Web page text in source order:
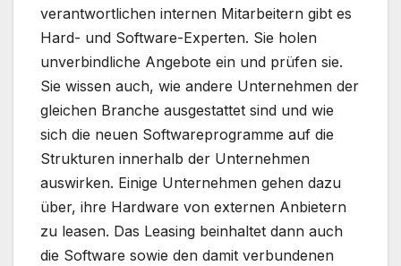
verantwortlichen internen Mitarbeitern gibt es
Hard- und Software-Experten. Sie holen
unverbindliche Angebote ein und prüfen sie.
Sie wissen auch, wie andere Unternehmen der
gleichen Branche ausgestattet sind und wie
sich die neuen Softwareprogramme auf die
Strukturen innerhalb der Unternehmen
auswirken. Einige Unternehmen gehen dazu
über, ihre Hardware von externen Anbietern
zu leasen. Das Leasing beinhaltet dann auch
die Software sowie den damit verbundenen